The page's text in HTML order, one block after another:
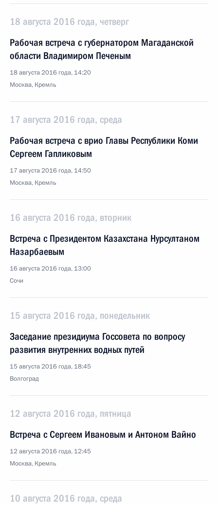
18 августа 2016 года, четверг
Рабочая встреча с губернатором Магаданской
области Владимиром Печеным
18 августа 2016 года, 14:20
Москва, Кремль
17 августа 2016 года, среда
Рабочая встреча с врио Главы Республики Коми
Сергеем Гапликовым
17 августа 2016 года, 14:50
Москва, Кремль
16 августа 2016 года, вторник
Встреча с Президентом Казахстана Нурсултаном
Назарбаевым
16 августа 2016 года, 13:00
Сочи
15 августа 2016 года, понедельник
Заседание президиума Госсовета по вопросу
развития внутренних водных путей
15 августа 2016 года, 18:45
Волгоград
12 августа 2016 года, пятница
Встреча с Сергеем Ивановым и Антоном Вайно
12 августа 2016 года, 12:45
Москва, Кремль
10 августа 2016 года, среда